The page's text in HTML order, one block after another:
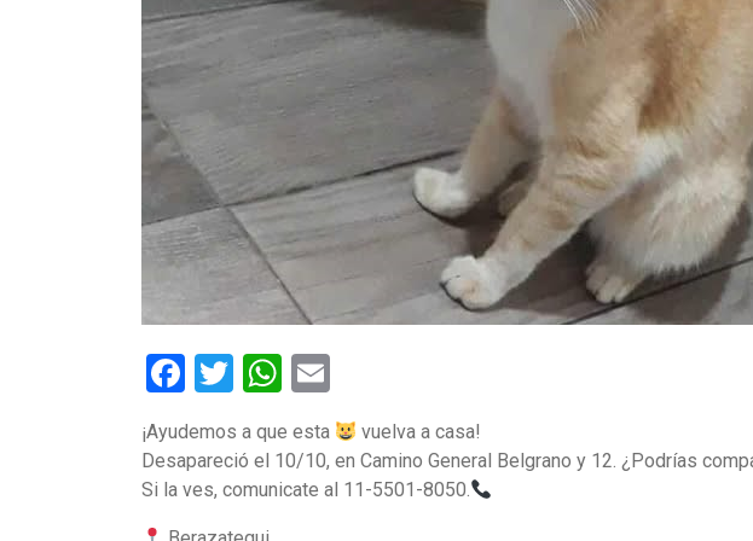
Facebook
TwitterWhatsApp
¡Ayudemos a que esta
vuelva a casa!
Desapareció el 10/10, en Camino General Belgrano y 12. ¿Podrías
Si la ves, comunicate al 11-5501-8050.